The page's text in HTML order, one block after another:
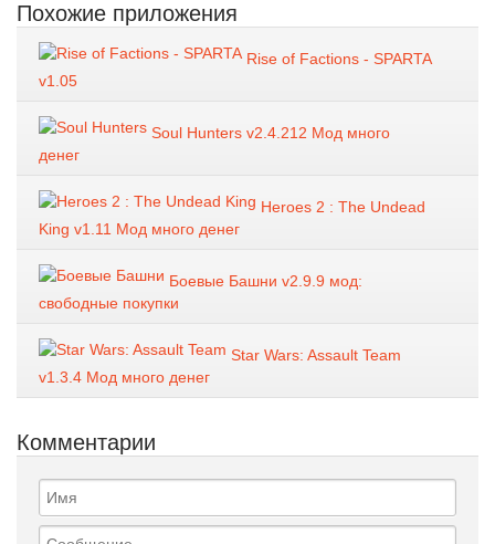
Похожие приложения
Rise of Factions - SPARTA
v1.05
Soul Hunters v2.4.212 Мод много
денег
Heroes 2 : The Undead
King v1.11 Мод много денег
Боевые Башни v2.9.9 мод:
свободные покупки
Star Wars: Assault Team
v1.3.4 Мод много денег
Комментарии